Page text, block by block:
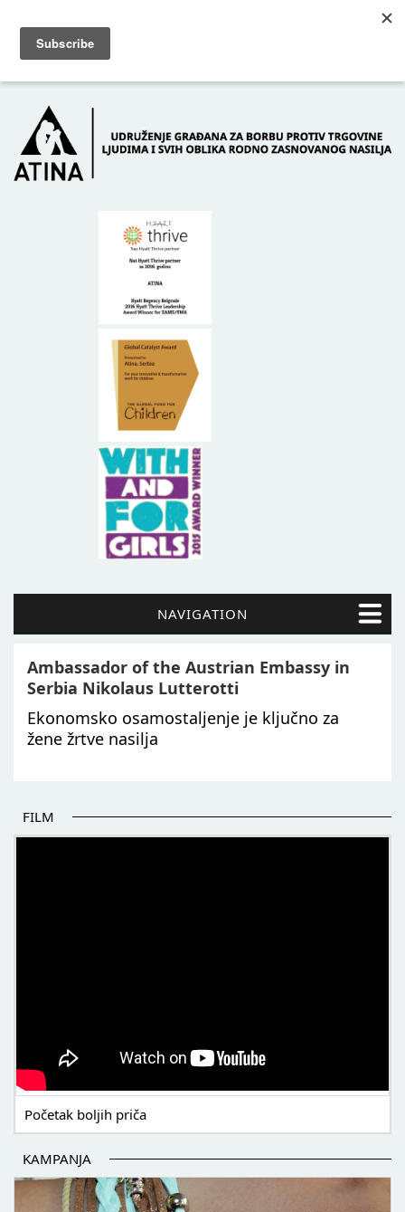
POČETNA O NAMA
NAVIGATION
Ambassador of the Austrian Embassy in
Serbia Nikolaus Lutterotti
Ekonomsko osamostaljenje je ključno za
žene žrtve nasilja
FILM
Početak boljih priča
KAMPANJA